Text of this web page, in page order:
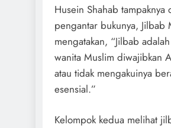
Husein Shahab
pengantar bukunya,
mengatakan, “Jilbab
wanita Muslim diwajibkan
atau tidak mengakuinya
esensial.”
Kelompok kedua melihat